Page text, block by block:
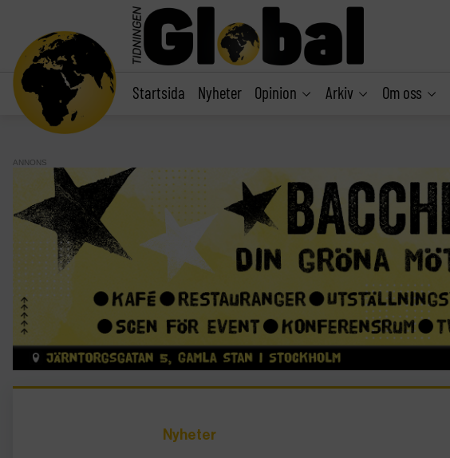
Startsida Nyheter Opinion Arkiv Om oss
ANNONS
Nyheter